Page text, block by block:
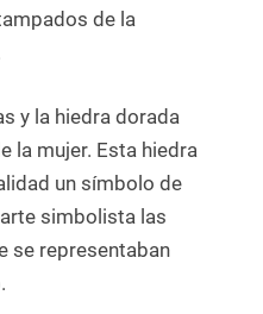
de la
y la hiedra dorada
la mujer. Esta hiedra
un símbolo de
simbolista las
se representaban